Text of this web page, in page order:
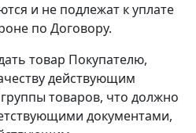
и не подлежат к уплате
по Договору.
товар Покупателю,
действующим
товаров, что должно
документами,